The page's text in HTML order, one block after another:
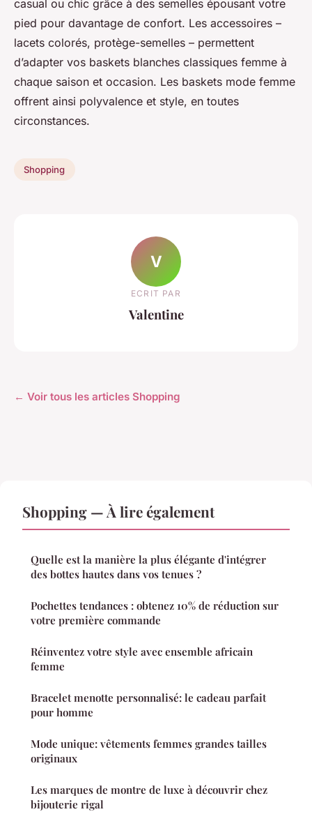
casual ou chic grâce à des semelles épousant votre
pied pour davantage de confort. Les accessoires –
lacets colorés, protège-semelles – permettent
d’adapter vos baskets blanches classiques femme à
chaque saison et occasion. Les baskets mode femme
offrent ainsi polyvalence et style, en toutes
circonstances.
Shopping
V
ECRIT PAR
Valentine
← Voir tous les articles Shopping
Shopping — À lire également
Quelle est la manière la plus élégante d'intégrer
des bottes hautes dans vos tenues ?
Pochettes tendances : obtenez 10% de réduction sur
votre première commande
Réinventez votre style avec ensemble africain
femme
Bracelet menotte personnalisé: le cadeau parfait
pour homme
Mode unique: vêtements femmes grandes tailles
originaux
Les marques de montre de luxe à découvrir chez
bijouterie rigal